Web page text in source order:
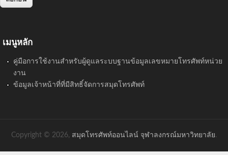
เมนูหลัก
คู่มือการใช้งานสำหรับผู้ดูแลระบบฐานข้อมูลเลขหมายโทรศัพท์หน่วย
งาน
ข้อมูลเจ้าหน้าที่ที่มีสิทธิ์จัดการสมุดโทรศัพท์
Copyright © 2026, สมุดโทรศัพท์ออนไลน์ จุฬาลงกรณ์มหาวิทยาลัย.